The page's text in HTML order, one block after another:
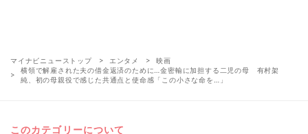
マイナビニューストップ エンタメ
映画
横領で解雇された夫の借金返済のために…金密輸に加担する二児の母 有村架
純、初の母親役で感じた共通点と使命感「この小さな命を…」
このカテゴリーについて